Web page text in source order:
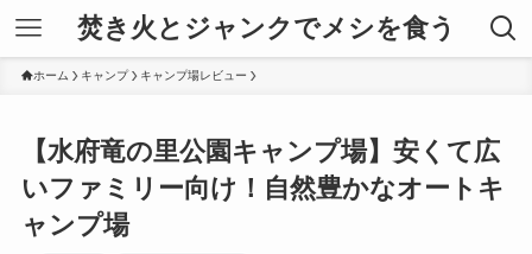
焚き火とジャンクでメシを食う
ホーム キャンプ キャンプ場レビュー
【水府竜の里公園キャンプ場】安くて広
いファミリー向け！自然豊かなオートキ
ャンプ場